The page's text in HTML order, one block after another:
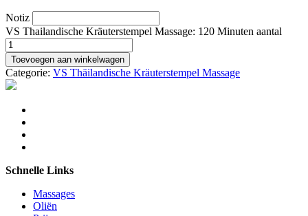
Notiz
VS Thailandische Kräuterstempel Massage: 120 Minuten aantal
Toevoegen aan winkelwagen
Categorie: VS Thäilandische Kräuterstempel Massage
Schnelle Links
Massages
Oliën